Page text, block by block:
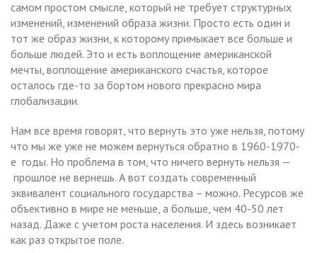
самом простом смысле, который не требует структурных
изменений, изменений образа жизни. Просто есть один и
тот же образ жизни, к которому примыкает все больше и
больше людей. Это и есть воплощение американской
мечты, воплощение американского счастья, которое
осталось где-то за бортом нового прекрасно мира
глобализации.
Нам все время говорят, что вернуть это уже нельзя, потому
что мы же уже не можем вернуться обратно в 1960-1970-
е годы. Но проблема в том, что ничего вернуть нельзя —
прошлое не вернешь. А вот создать современный
эквивалент социального государства – можно. Ресурсов же
объективно в мире не меньше, а больше, чем 40-50 лет
назад. Даже с учетом роста населения. И здесь возникает
как раз открытое поле.